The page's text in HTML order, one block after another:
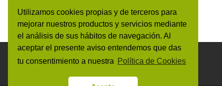
Utilizamos cookies propias y de terceros para
mejorar nuestros productos y servicios mediante
el análisis de sus hábitos de navegación. Al
aceptar el presente aviso entendemos que das
tu consentimiento a nuestra Política de Cookies
Precio medio del aceite de oliva a 24 de julio
Aviso Legal y Protección de datos personales